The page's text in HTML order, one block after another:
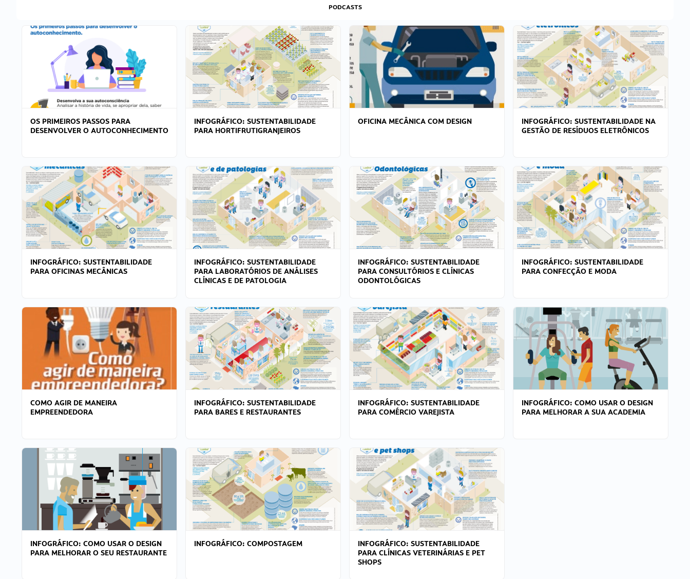
PODCASTS
OS PRIMEIROS PASSOS PARA
DESENVOLVER O AUTOCONHECIMENTO
INFOGRÁFICO: SUSTENTABILIDADE
PARA HORTIFRUTIGRANJEIROS
OFICINA MECÂNICA COM DESIGN
INFOGRÁFICO: SUSTENTABILIDADE NA
GESTÃO DE RESÍDUOS ELETRÔNICOS
INFOGRÁFICO: SUSTENTABILIDADE
PARA OFICINAS MECÂNICAS
INFOGRÁFICO: SUSTENTABILIDADE
PARA LABORATÓRIOS DE ANÁLISES
CLÍNICAS E DE PATOLOGIA
INFOGRÁFICO: SUSTENTABILIDADE
PARA CONSULTÓRIOS E CLÍNICAS
ODONTOLÓGICAS
INFOGRÁFICO: SUSTENTABILIDADE
PARA CONFECÇÃO E MODA
COMO AGIR DE MANEIRA
EMPREENDEDORA
INFOGRÁFICO: SUSTENTABILIDADE
PARA BARES E RESTAURANTES
INFOGRÁFICO: SUSTENTABILIDADE
PARA COMÉRCIO VAREJISTA
INFOGRÁFICO: COMO USAR O DESIGN
PARA MELHORAR A SUA ACADEMIA
INFOGRÁFICO: COMO USAR O DESIGN
PARA MELHORAR O SEU RESTAURANTE
INFOGRÁFICO: COMPOSTAGEM
INFOGRÁFICO: SUSTENTABILIDADE
PARA CLÍNICAS VETERINÁRIAS E PET
SHOPS